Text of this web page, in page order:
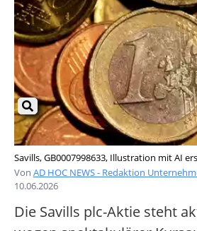
Savills, GB0007998633, Illustration mit AI
Von AD HOC NEWS - Redaktion
10.06.2026
Die Savills plc-Aktie steht